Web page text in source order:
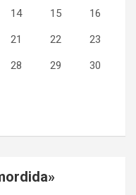
14 15 16
21 22 23
28 29 30